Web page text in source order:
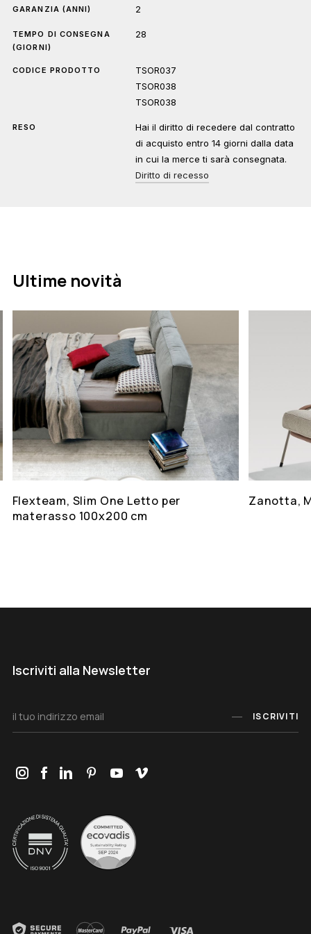
GARANZIA (ANNI) 2
TEMPO DI CONSEGNA
(GIORNI)
28
CODICE PRODOTTO
TSOR037
TSOR038
TSOR038
RESO
Hai il diritto di recedere dal contratto
di acquisto entro 14 giorni dalla data
in cui la merce ti sarà consegnata.
Diritto di recesso
Ultime novità
Flexteam, Slim One Letto per
materasso 100x200 cm
Zanotta,
Iscriviti alla Newsletter
ISCRIVITI